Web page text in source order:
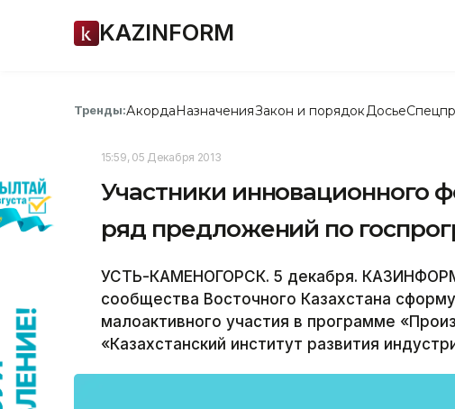
KAZINFORM
Тренды:АкордаНазначенияЗакон и порядок Досье
15:59, 05 Декабря 2013
Участники инновационного
ряд предложений по
УСТЬ-КАМЕНОГОРСК. 5 декабря.
сообщества Восточного Казахстана
малоактивного участия в программе
«Казахстанский институт развития